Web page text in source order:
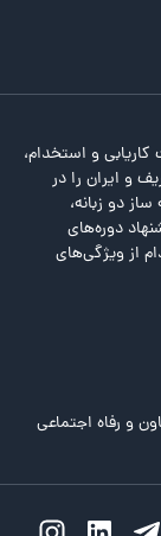
و استخدام،
و ایران را در
دو زبانه،
دوره‌های
از ویژگی‌های
و رفاه اجتماعی